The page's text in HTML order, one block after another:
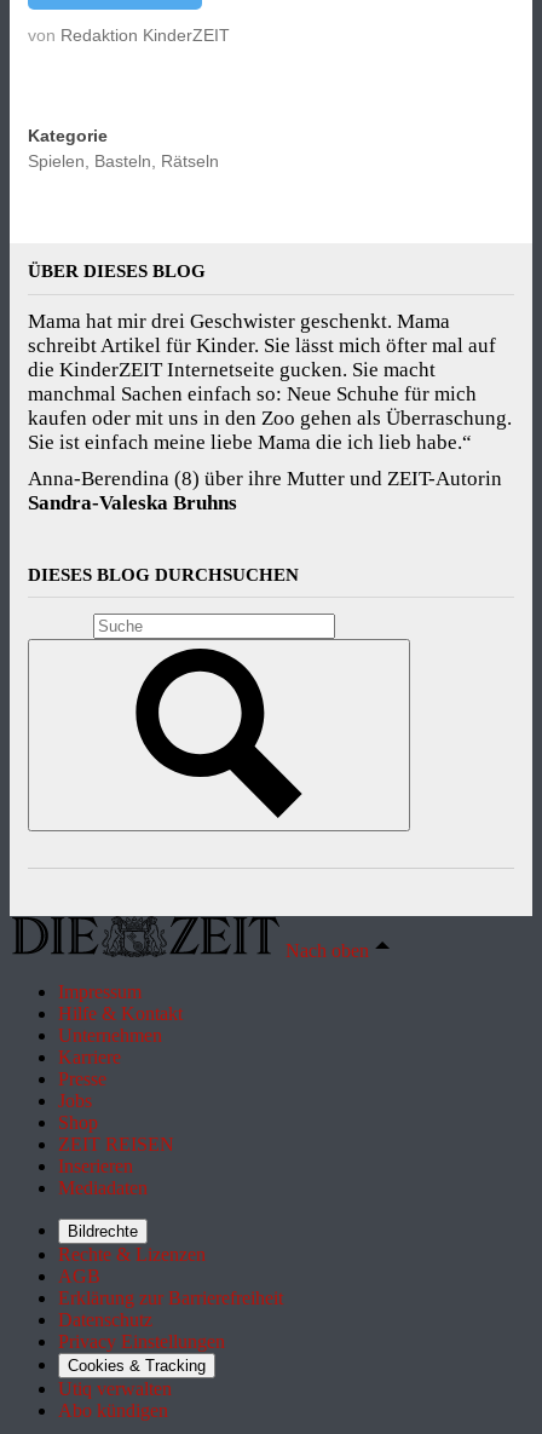
von Redaktion KinderZEIT
Kategorie
Spielen, Basteln, Rätseln
ÜBER DIESES BLOG
Mama hat mir drei Geschwister geschenkt. Mama
schreibt Artikel für Kinder. Sie lässt mich öfter mal auf
die KinderZEIT Internetseite gucken. Sie macht
manchmal Sachen einfach so: Neue Schuhe für mich
kaufen oder mit uns in den Zoo gehen als Überraschung.
Sie ist einfach meine liebe Mama die ich lieb habe.“
Anna-Berendina (8) über ihre Mutter und ZEIT-Autorin
Sandra-Valeska Bruhns
DIESES BLOG DURCHSUCHEN
Nach oben
Impressum
Hilfe & Kontakt
Unternehmen
Karriere
Presse
Jobs
Shop
ZEIT REISEN
Inserieren
Mediadaten
Bildrechte
Rechte & Lizenzen
AGB
Erklärung zur Barrierefreiheit
Datenschutz
Privacy Einstellungen
Cookies & Tracking
Utiq verwalten
Abo kündigen